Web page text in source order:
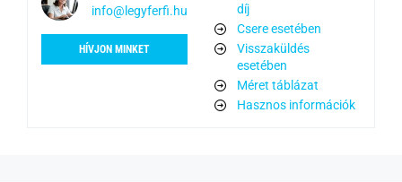
info@legyferfi.hu
HÍVJON MINKET
díj
Csere esetében
Visszaküldés
esetében
Méret táblázat
Hasznos információk